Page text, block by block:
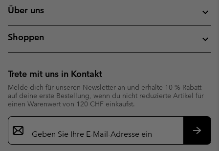
Über uns
Shoppen
Trete mit uns in Kontakt
Melde dich für unseren Newsletter an und erhalte 10 % Rabatt
auf deine erste Bestellung, wenn du nicht reduzierte Artikel für
einen Warenwert von 120 CHF einkaufst.
Newsletter-
Anmeldung